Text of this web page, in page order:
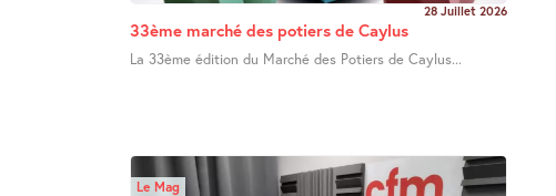
28 Juillet 2026
33ème marché des potiers de Caylus
La 33ème édition du Marché des Potiers de Caylus...
Le Mag